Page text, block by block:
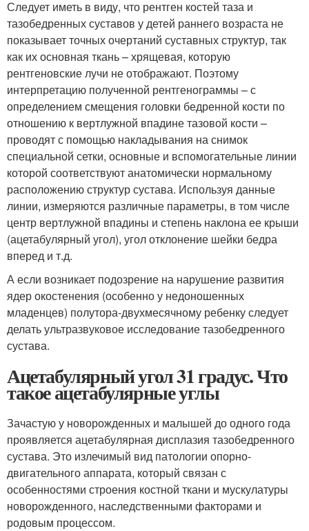
Следует иметь в виду, что рентген костей таза и
тазобедренных суставов у детей раннего возраста не
показывает точных очертаний суставных структур, так
как их основная ткань – хрящевая, которую
рентгеновские лучи не отображают. Поэтому
интерпретацию полученной рентгенограммы – с
определением смещения головки бедренной кости по
отношению к вертлужной впадине тазовой кости –
проводят с помощью накладывания на снимок
специальной сетки, основные и вспомогательные линии
которой соответствуют анатомически нормальному
расположению структур сустава. Используя данные
линии, измеряются различные параметры, в том числе
центр вертлужной впадины и степень наклона ее крыши
(ацетабулярный угол), угол отклонение шейки бедра
вперед и т.д.
А если возникает подозрение на нарушение развития
ядер окостенения (особенно у недоношенных
младенцев) полутора-двухмесячному ребенку следует
делать ультразвуковое исследование тазобедренного
сустава.
Ацетабулярный угол 31 градус. Что
такое ацетабулярные углы
Зачастую у новорожденных и малышей до одного года
проявляется ацетабулярная дисплазия тазобедренного
сустава. Это излечимый вид патологии опорно-
двигательного аппарата, который связан с
особенностями строения костной ткани и мускулатуры
новорожденного, наследственными факторами и
родовым процессом.